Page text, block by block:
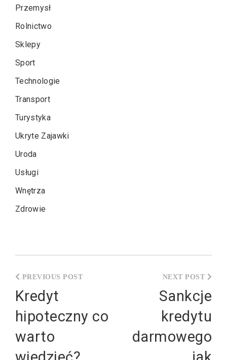
Przemysł
Rolnictwo
Sklepy
Sport
Technologie
Transport
Turystyka
Ukryte Zajawki
Uroda
Usługi
Wnętrza
Zdrowie
wpisu
Kredyt
hipoteczny co
warto
Sankcje
kredytu
darmowego